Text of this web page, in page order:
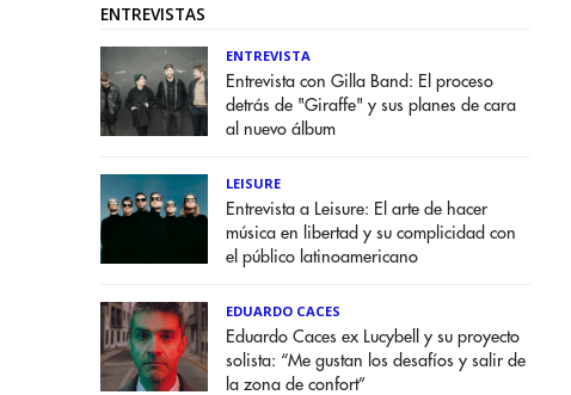
ENTREVISTAS
ENTREVISTA
Entrevista con Gilla Band: El proceso
detrás de "Giraffe" y sus planes de cara
al nuevo álbum
LEISURE
Entrevista a Leisure: El arte de hacer
música en libertad y su complicidad con
el público latinoamericano
EDUARDO CACES
Eduardo Caces ex Lucybell y su proyecto
solista: “Me gustan los desafíos y salir de
la zona de confort”